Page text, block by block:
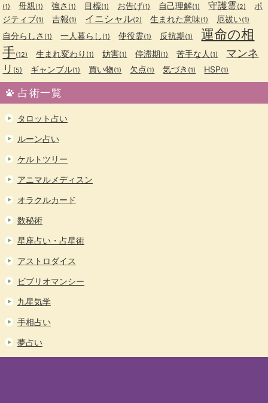
(1) 母親(1) 強さ (1) 目標(1) お告げ(1) 自己理解(1) 守護霊(2)
ポ
ジティブ(1) 吉報(1) イニシャル(2) 生まれた意味(1) 厄祓い(1)
自分らしさ (1) 一人暮らし (1) 使役霊(1) 反抗期(1)
運命の相
手(12) 生まれ変わり (1) 妨害(1) 停滞期(1) 苦手な人 (1)
マンネ
リ (5) ギャンブル(1) 買い物(1) 欠点(1) 気づき (1) HSP(1)
占術一覧
タロット占い
ルーン占い
ケルトツリー
アニマルメディスン
オラクルカード
数秘術
星座占い・占星術
アストロダイス
ビブリオマンシー
九星気学
手相占い
夢占い